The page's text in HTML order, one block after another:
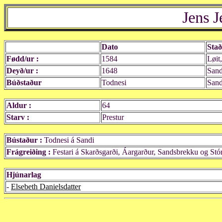
Jens
Dato
Stað
Fødd/ur :
1584
Deyð/ur :
1648
Búðstaður
Todnesi
Aldur :
64
Starv :
Prestur
Bústaður : Todnesi á Sandi
Frágreiðing : Festari á Skarðsgarði, Áargarður, Sandsbrekku og
Hjúnarlag
- Elsebeth Danielsdatter